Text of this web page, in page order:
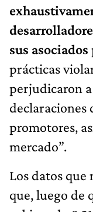
sus asociados
prácticas
perjudicaron
declaraciones
promotores,
mercado”.
Los datos que
que, luego de